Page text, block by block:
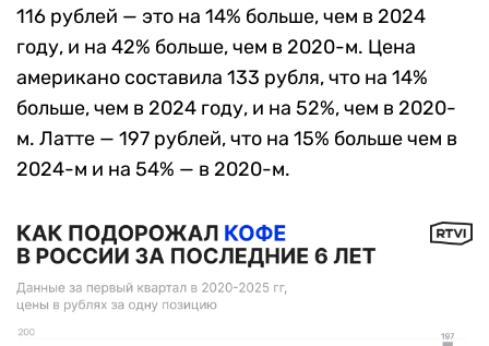
116 рублей — это на 14% больше, чем в 2024
году, и на 42% больше, чем в 2020-м. Цена
американо составила 133 рубля, что на 14%
больше, чем в 2024 году, и на 52%, чем в 2020-
м. Латте — 197 рублей, что на 15% больше чем в
2024-м и на 54% — в 2020-м.